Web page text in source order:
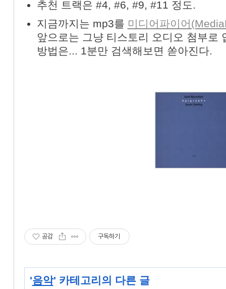
추천 트랙은 #4, #6, #9, #11 정도.
지금까지는 mp3를 미디어파이어
앞으로는 그냥 티스토리 오디오 첨부로
방법은... 1분만 검색해보면 쏟아진다.
공감 구독하기
'음악' 카테고리의 다른 글